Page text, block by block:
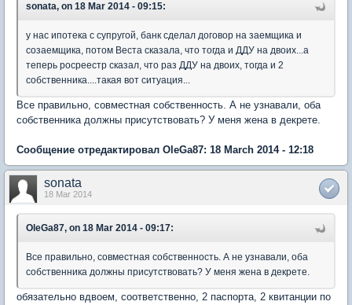
sonata, on 18 Mar 2014 - 09:15:
у нас ипотека с супругой, банк сделал договор на заемщика и
созаемщика, потом Веста сказала, что тогда и ДДУ на двоих...а
теперь росреестр сказал, что раз ДДУ на двоих, тогда и 2
собственника....такая вот ситуация...
Все правильно, совместная собственность. А не узнавали, оба
собственника должны присутствовать? У меня жена в декрете.
Сообщение отредактировал OleGa87: 18 March 2014 - 12:18
sonata
18 Mar 2014
OleGa87, on 18 Mar 2014 - 09:17:
Все правильно, совместная собственность. А не узнавали, оба
собственника должны присутствовать? У меня жена в декрете.
обязательно вдвоем, соответственно, 2 паспорта, 2 квитанции по